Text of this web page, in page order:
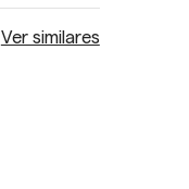
Ver similares